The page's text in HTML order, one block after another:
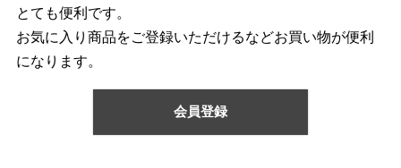
とても便利です。
お気に入り商品をご登録いただけるなどお買い物が便利
になります。
会員登録